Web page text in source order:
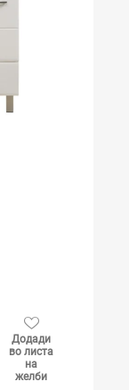
Додади
во листа
на
желби